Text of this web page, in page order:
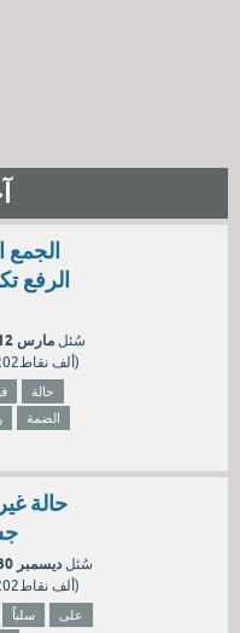
الجمع
الرفع
سُئل مارس 12، 2025
202ألف نقاط)
حالة
الضمة
حالة
سُئل ديسمبر 30، 2024
202ألف نقاط)
سلباً
على